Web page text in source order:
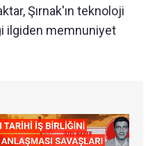
Şırnak'ın teknoloji
ilgiden memnuniyet